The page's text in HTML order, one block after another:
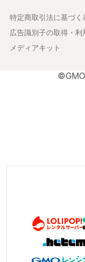
特定商取引法に基づく
広告識別子の取得・利
メディアキット